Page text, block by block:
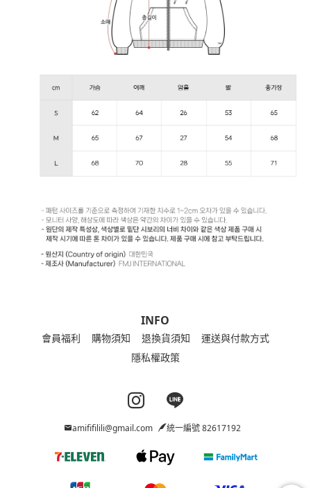
INFO
會員福利 購物須知 退換貨須知
運送與付款方式
隱私權政策
Instagram page
Line page
amififilili@gmail.com 統一編號 82617192